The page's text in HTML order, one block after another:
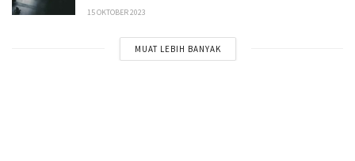
15 OKTOBER 2023
MUAT LEBIH BANYAK